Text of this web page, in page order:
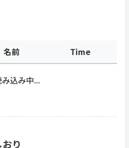
名前 Time
込み中...
り